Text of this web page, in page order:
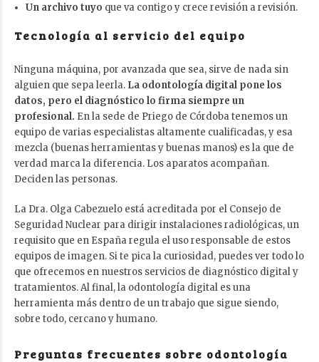
Un archivo tuyo que va contigo y crece revisión a revisión.
Tecnología al servicio del equipo
Ninguna máquina, por avanzada que sea, sirve de nada sin
alguien que sepa leerla. La odontología digital pone los
datos, pero el diagnóstico lo firma siempre un
profesional. En la sede de Priego de Córdoba tenemos un
equipo de varias especialistas altamente cualificadas, y esa
mezcla (buenas herramientas y buenas manos) es la que de
verdad marca la diferencia. Los aparatos acompañan.
Deciden las personas.
La Dra. Olga Cabezuelo está acreditada por el Consejo de
Seguridad Nuclear para dirigir instalaciones radiológicas, un
requisito que en España regula el uso responsable de estos
equipos de imagen. Si te pica la curiosidad, puedes ver todo lo
que ofrecemos en nuestros servicios de diagnóstico digital y
tratamientos. Al final, la odontología digital es una
herramienta más dentro de un trabajo que sigue siendo,
sobre todo, cercano y humano.
Preguntas frecuentes sobre odontología